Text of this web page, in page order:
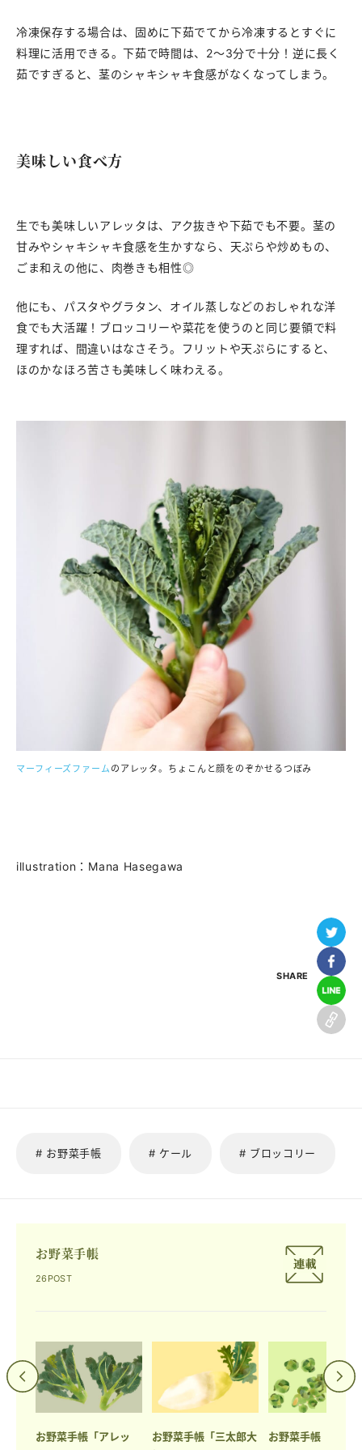
冷凍保存する場合は、固めに下茹でてから冷凍するとすぐに
料理に活用できる。下茹で時間は、2〜3分で十分！逆に長く
茹ですぎると、茎のシャキシャキ食感がなくなってしまう。
美味しい食べ方
生でも美味しいアレッタは、アク抜きや下茹でも不要。茎の
甘みやシャキシャキ食感を生かすなら、天ぷらや炒めもの、
ごま和えの他に、肉巻きも相性◎
他にも、パスタやグラタン、オイル蒸しなどのおしゃれな洋
食でも大活躍！ブロッコリーや菜花を使うのと同じ要領で料
理すれば、間違いはなさそう。フリットや天ぷらにすると、
ほのかなほろ苦さも美味しく味わえる。
マーフィーズファーム のアレッタ。ちょこんと顔をのぞかせるつぼみ
illustration：Mana Hasegawa
SHARE
# お野菜手帳 # ケール # ブロッコリー
お野菜手帳
26POST
お野菜手帳「アレッ
お野菜手帳「三太郎大
お野菜手帳「芽キ